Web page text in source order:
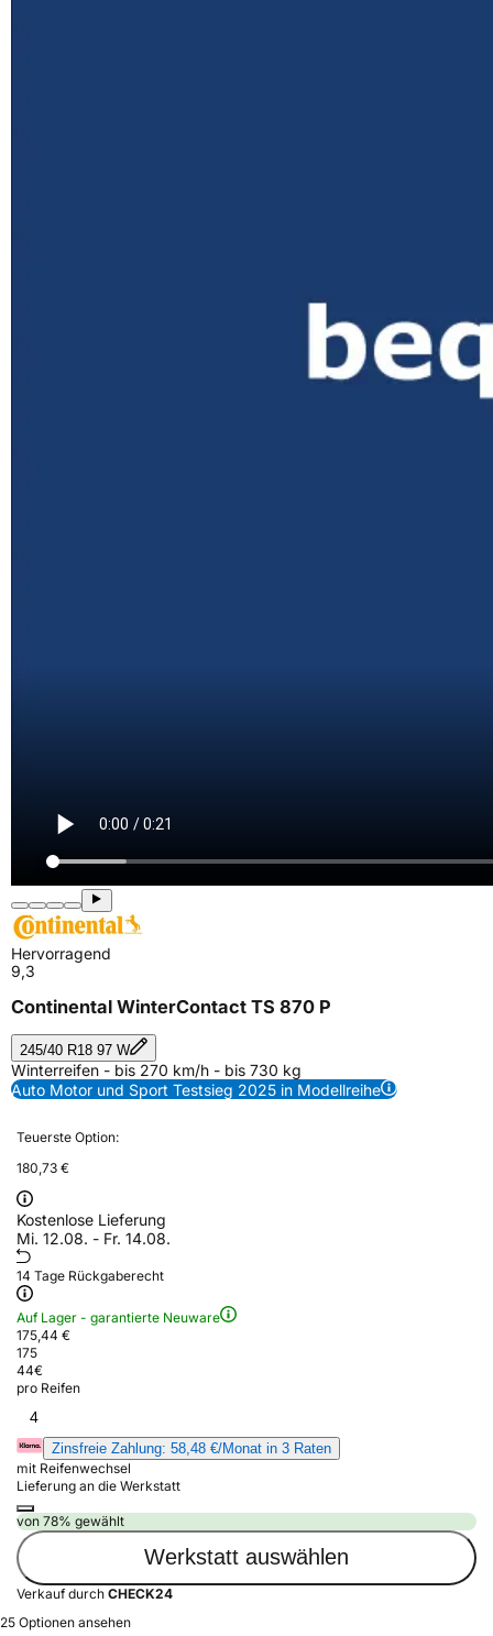
Hervorragend
9,3
Continental WinterContact TS 870 P
245/40 R18 97 W
Winterreifen - bis 270 km/h - bis 730 kg
Auto Motor und Sport Testsieg 2025 in Modellreihe
Teuerste Option:
180,73 €
Kostenlose Lieferung
Mi. 12.08. - Fr. 14.08.
14 Tage Rückgaberecht
Auf Lager - garantierte Neuware
175,44 €
175
44€
pro Reifen
4
Zinsfreie Zahlung: 58,48 €/Monat in 3 Raten
mit Reifenwechsel
Lieferung an die Werkstatt
von 78% gewählt
Werkstatt auswählen
Verkauf durch CHECK24
25 Optionen ansehen